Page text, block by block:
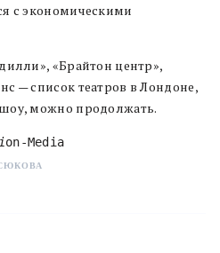
с экономическими
«Брайтон центр»,
— список театров в Лондоне,
можно продолжать.
on-Media